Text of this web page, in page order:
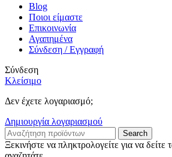
Blog
Ποιοι είμαστε
Επικοινωνία
Αγαπημένα
Σύνδεση / Εγγραφή
Σύνδεση
Κλείσιμο
Δεν έχετε λογαριασμό;
Δημιουργία λογαριασμού
Search
Ξεκινήστε να πληκτρολογείτε για να δείτε